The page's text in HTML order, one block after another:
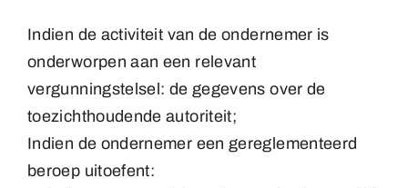
Indien de activiteit van de ondernemer is
onderworpen aan een relevant
vergunningstelsel: de gegevens over de
toezichthoudende autoriteit;
Indien de ondernemer een gereglementeerd
beroep uitoefent: